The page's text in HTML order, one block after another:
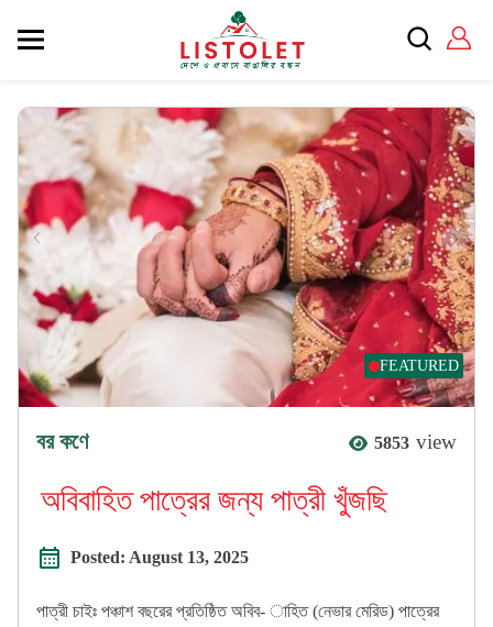
FEATURED
বর কণে 5853 view
অবিবাহিত পাত্রের জন্য পাত্রী খুঁজছি
Posted: August 13, 2025
পাত্রী চাইঃ পঞ্চাশ বছরের প্রতিষ্ঠিত অবিব- াহিত (নেভার মেরিড) পাত্রের